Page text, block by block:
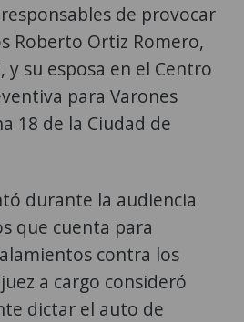
de provocar
Roberto Ortiz Romero,
y su esposa en el Centro
para Varones
18 de la Ciudad de
durante la audiencia
que cuenta para
contra los
a cargo consideró
dictar el auto de